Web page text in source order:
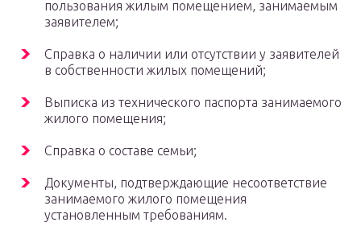
пользования жилым помещением, занимаемым
заявителем;
Справка о наличии или отсутствии у заявителей
в собственности жилых помещений;
Выписка из технического паспорта занимаемого
жилого помещения;
Справка о составе семьи;
Документы, подтверждающие несоответствие
занимаемого жилого помещения
установленным требованиям.